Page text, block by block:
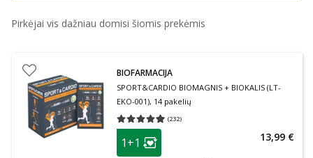
Pirkėjai vis dažniau domisi šiomis prekėmis
BIOFARMACIJA
SPORT&CARDIO BIOMAGNIS + BIOKALIS (LT-
EKO-001), 14 pakelių
(232)
Vidutinis įvertinimas 4.93
patarimas
Lojalumo klubo narių nuolaida
1+1 13,99 €